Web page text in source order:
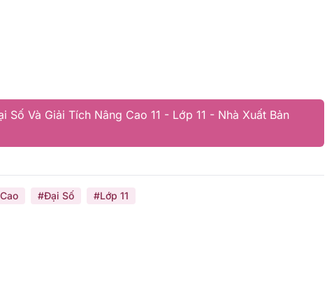
Và Giải Tích Nâng Cao 11 - Lớp 11 - Nhà Xuất Bản
#Đại Số #Lớp 11